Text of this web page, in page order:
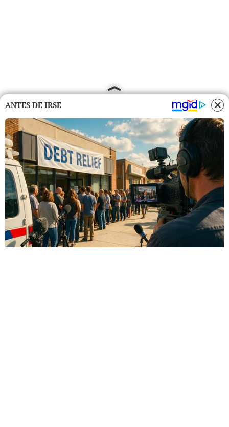
ANTES DE IRSE